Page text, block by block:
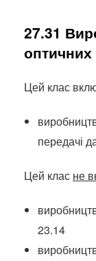
27.31
оптичних
Цей клас
передачі
Цей клас не
23.14